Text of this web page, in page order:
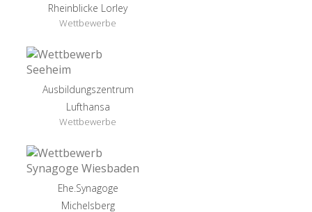
Rheinblicke Lorley
Wettbewerbe
Ausbildungszentrum
Lufthansa
Wettbewerbe
Ehe.Synagoge
Michelsberg